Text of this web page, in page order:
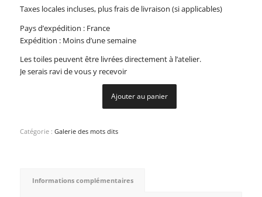
Taxes locales incluses, plus frais de livraison (si applicables)
Pays d’expédition : France
Expédition : Moins d’une semaine
Les toiles peuvent être livrées directement à l’atelier.
Je serais ravi de vous y recevoir
Ajouter au panier
Catégorie : Galerie des mots dits
Informations complémentaires